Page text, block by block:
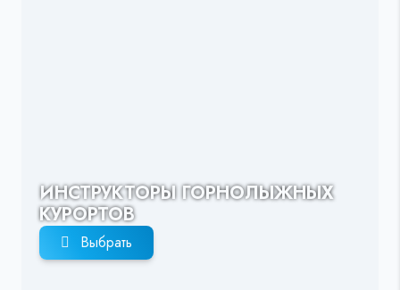
ИНСТРУКТОРЫ ГОРНОЛЫЖНЫХ
КУРОРТОВ
Выбрать